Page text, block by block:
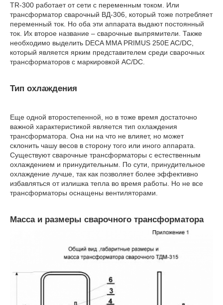
TR-300 работает от сети с переменным током. Или
трансформатор сварочный ВД-306, который тоже потребляет
переменный ток. Но оба эти аппарата выдают постоянный
ток. Их второе название – сварочные выпрямители. Также
необходимо выделить DECA MMA PRIMUS 250E AC/DC,
который является ярким представителем среди сварочных
трансформаторов с маркировкой AC/DC.
Тип охлаждения
Еще одной второстепенной, но в тоже время достаточно
важной характеристикой является тип охлаждения
трансформатора. Она ни на что не влияет, но может
склонить чашу весов в сторону того или иного аппарата.
Существуют сварочные трансформаторы с естественным
охлаждением и принудительным. По сути, принудительное
охлаждение лучше, так как позволяет более эффективно
избавляться от излишка тепла во время работы. Но не все
трансформаторы оснащены вентиляторами.
Mасса и размеры сварочного трансформатора